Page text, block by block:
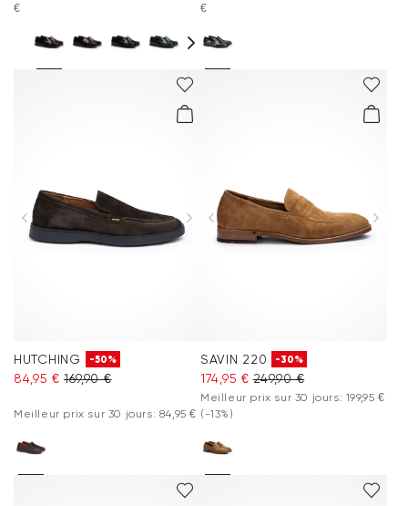
€
€
HUTCHING -50%
84,95 € 169,90 €
Meilleur prix sur 30 jours: 84,95 €
SAVIN 220 -30%
174,95 € 249,90 €
Meilleur prix sur 30 jours: 199,95 €
(-13%)